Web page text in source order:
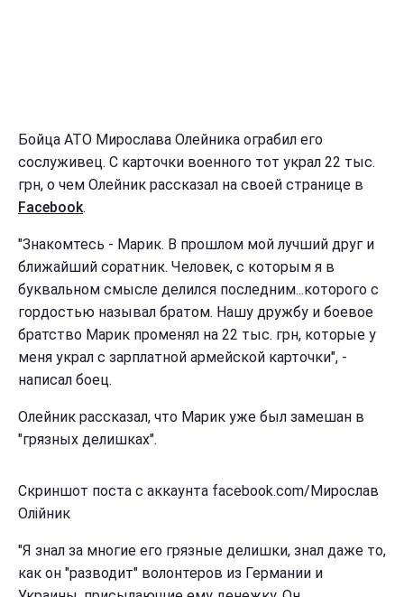
Бойца АТО Мирослава Олейника ограбил его
сослуживец. С карточки военного тот украл 22 тыс.
грн, о чем Олейник рассказал на своей странице в
Facebook.
"Знакомтесь - Марик. В прошлом мой лучший друг и
ближайший соратник. Человек, с которым я в
буквальном смысле делился последним...которого с
гордостью называл братом. Нашу дружбу и боевое
братство Марик променял на 22 тыс. грн, которые у
меня украл с зарплатной армейской карточки", -
написал боец.
Олейник рассказал, что Марик уже был замешан в
"грязных делишках".
Скриншот поста с аккаунта facebook.com/Мирослав
Олійник
"Я знал за многие его грязные делишки, знал даже то,
как он "разводит" волонтеров из Германии и